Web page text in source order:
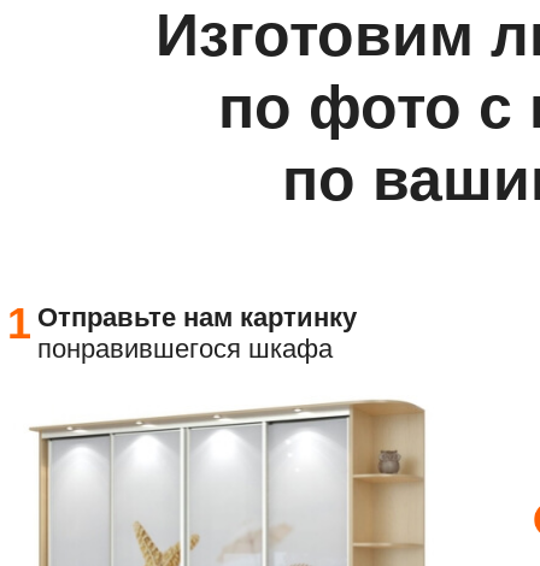
Отправьте нам картинку
понравившегося шкафа
1
Изготовим
по фото с
по